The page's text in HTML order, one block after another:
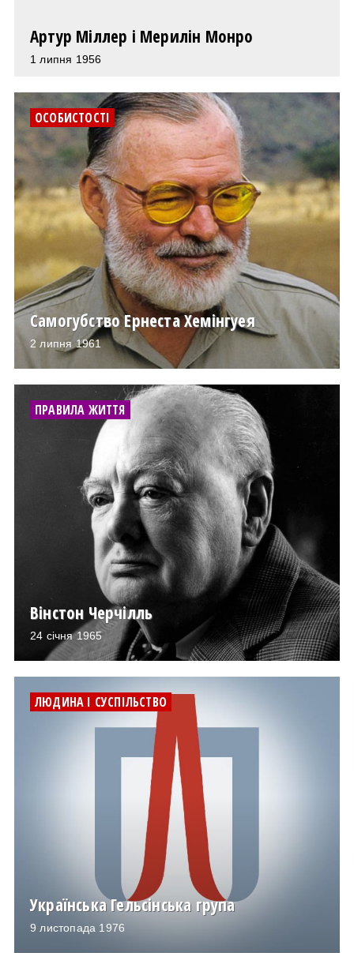
Артур Міллер і Мерилін Монро
1 липня 1956
ОСОБИСТОСТІ
Самогубство Ернеста Хемінгуея
2 липня 1961
ПРАВИЛА ЖИТТЯ
Вінстон Черчілль
24 січня 1965
ЛЮДИНА І СУСПІЛЬСТВО
Українська Гельсінська група
9 листопада 1976